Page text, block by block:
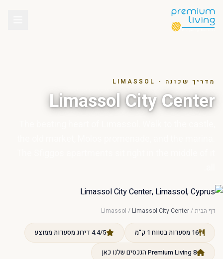
מדריך שכונה - LIMASSOL
Limassol City Center
דף הבית/
Limassol /Limassol City Center
16 מסעדות בטווח 1 ק"מ 4.4/5 דירוג מסעדות ממוצע
8 Premium Living הנכסים שלנו כאן